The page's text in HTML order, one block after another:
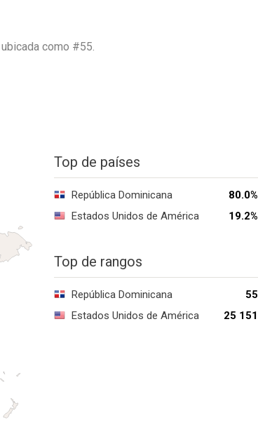
como #55.
Top de países
República Dominicana
80.0%
Estados Unidos de América
19.2%
Top de rangos
República Dominicana
55
Estados Unidos de América
25 151